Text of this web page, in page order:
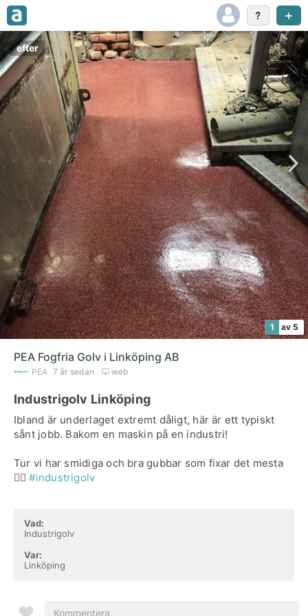
efter
1 av 5
PEA Fogfria Golv i Linköping AB
PEA 7 år sedan web
Industrigolv Linköping
Ibland är underlaget extremt dåligt, här är ett typiskt
sånt jobb. Bakom en maskin på en industri!
Tur vi har smidiga och bra gubbar som fixar det mesta
✌🏼#industrigolv
Vad:
Industrigolv
Var:
Linköping